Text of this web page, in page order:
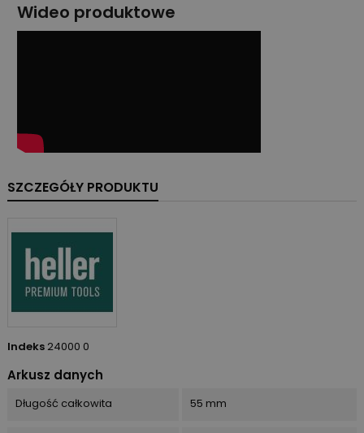
Wideo produktowe
SZCZEGÓŁY PRODUKTU
Indeks 24000 0
Arkusz danych
Długość całkowita 55 mm